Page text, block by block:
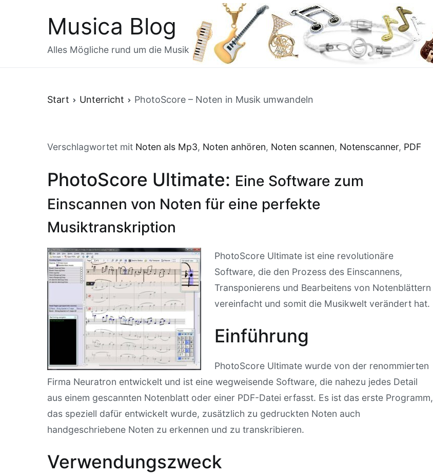
Musica Blog
Alles Mögliche rund um die Musik
Start Unterricht PhotoScore – Noten in Musik umwandeln
Verschlagwortet mit Noten als Mp3, Noten anhören, Noten scannen, Notenscanner, PDF
PhotoScore Ultimate: Eine Software zum
Einscannen von Noten für eine perfekte
Musiktranskription
‍PhotoScore Ultimate ist eine revolutionäre
Software, die den Prozess des Einscannens,
Transponierens und Bearbeitens von Notenblättern
vereinfacht und somit die Musikwelt verändert hat.
Einführung
PhotoScore Ultimate wurde von der renommierten
Firma Neuratron entwickelt und ist eine wegweisende Software, die nahezu jedes Detail
aus einem gescannten Notenblatt oder einer PDF-Datei erfasst. Es ist das erste Programm,
das speziell dafür entwickelt wurde, zusätzlich zu gedruckten Noten auch
handgeschriebene Noten zu erkennen und zu transkribieren.
Verwendungszweck